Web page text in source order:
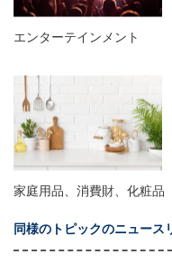
エンターテインメント
家庭用品、消費財、化粧品
同様のトピックのニュース